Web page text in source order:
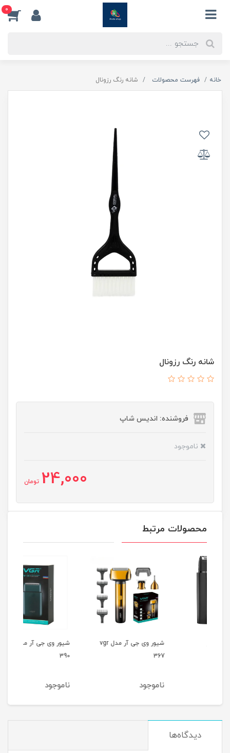
0
خانه فهرست محصولات شانه رنگ رزونال
شانه رنگ رزونال
فروشنده: اندیس شاپ
ناموجود
24,000 تومان
محصولات مرتبط
شیور وی جی آر مدل vgr
شیور وی جی آر مدل vgr
دیدگاه‌ها